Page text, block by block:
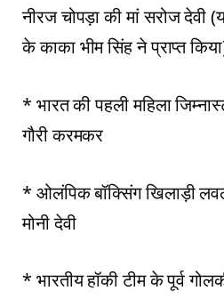
नीरज चोपड़ा की मां सरोज देवी
के काका भीम सिंह ने प्राप्त
* भारत की पहली महिला
गौरी करमकर
* ओलंपिक बॉक्सिंग खिलाड़ी
मोनी देवी
* भारतीय हॉकी टीम के पूर्व